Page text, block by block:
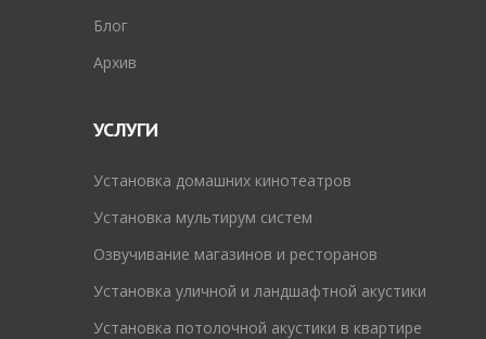
Блог
Архив
УСЛУГИ
Установка домашних кинотеатров
Установка мультирум систем
Озвучивание магазинов и ресторанов
Установка уличной и ландшафтной акустики
Установка потолочной акустики в квартире